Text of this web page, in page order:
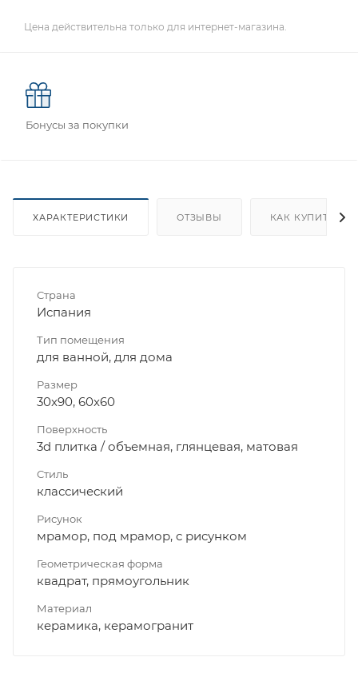
Цена действительна только для интернет-магазина.
Бонусы за покупки
ХАРАКТЕРИСТИКИ ОТЗЫВЫ КАК КУПИТЬ
Страна
Испания
Тип помещения
для ванной, для дома
Размер
30x90, 60x60
Поверхность
3d плитка / объемная, глянцевая, матовая
Стиль
классический
Рисунок
мрамор, под мрамор, с рисунком
Геометрическая форма
квадрат, прямоугольник
Материал
керамика, керамогранит